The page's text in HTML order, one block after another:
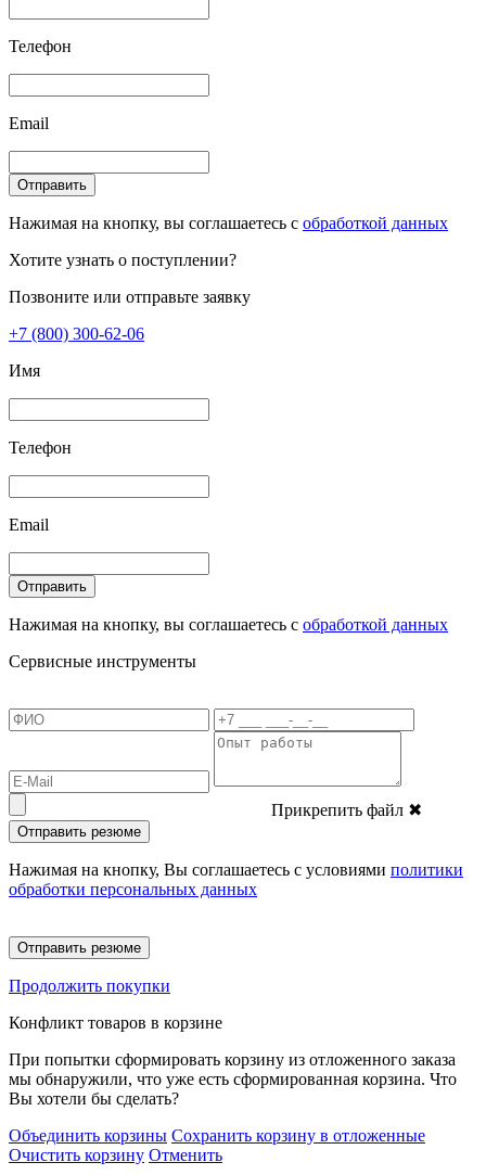
Телефон
Email
Отправить
Нажимая на кнопку, вы соглашаетесь с обработкой данных
Хотите узнать о поступлении?
Позвоните или отправьте заявку
+7 (800) 300-62-06
Имя
Телефон
Email
Отправить
Нажимая на кнопку, вы соглашаетесь с обработкой данных
Сервисные инструменты
Прикрепить файл ✖
Отправить резюме
Нажимая на кнопку, Вы соглашаетесь с условиями политики
обработки персональных данных
Отправить резюме
Продолжить покупки
Конфликт товаров в корзине
При попытки сформировать корзину из отложенного заказа
мы обнаружили, что уже есть сформированная корзина. Что
Вы хотели бы сделать?
Объединить корзины Сохранить корзину в отложенные
Очистить корзину Отменить